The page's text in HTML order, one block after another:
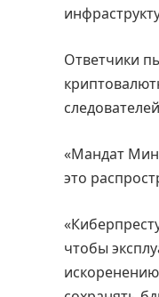
Ответчики
«Мандат
это
чтобы